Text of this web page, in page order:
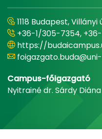
1118 Budapest,
+36-1/305-7354,
https://
Campus-főigazgató
Nyitrainé dr. Sárdy Diána